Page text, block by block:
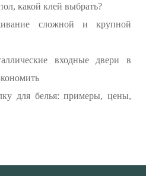
какой клей выбрать?
сложной и крупной
входные двери в
для белья: примеры, цены,